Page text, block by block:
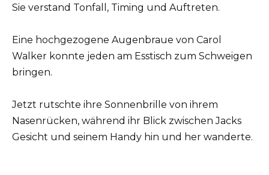
Sie verstand Tonfall, Timing und Auftreten.
Eine hochgezogene Augenbraue von Carol
Walker konnte jeden am Esstisch zum Schweigen
bringen.
Jetzt rutschte ihre Sonnenbrille von ihrem
Nasenrücken, während ihr Blick zwischen Jacks
Gesicht und seinem Handy hin und her wanderte.